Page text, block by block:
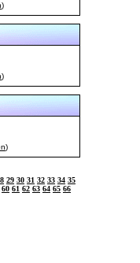
)
)
)
29 30 31 32 33 34 35
60 61 62 63 64 65 66